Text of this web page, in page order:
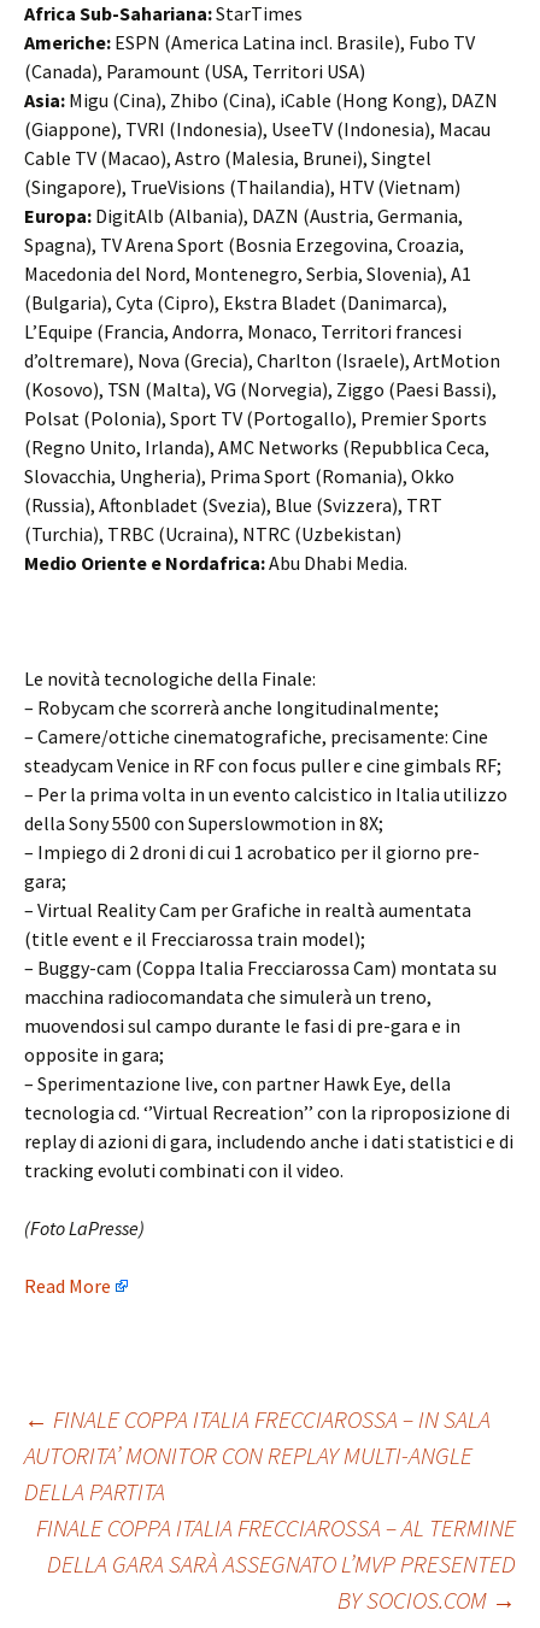
Africa Sub-Sahariana:StarTimes
Americhe: ESPN (America Latina incl. Brasile), Fubo TV
(Canada), Paramount (USA, Territori USA)
Asia: Migu (Cina), Zhibo (Cina), iCable (Hong Kong), DAZN
(Giappone), TVRI (Indonesia), UseeTV (Indonesia), Macau
Cable TV (Macao), Astro (Malesia, Brunei), Singtel
(Singapore), TrueVisions (Thailandia), HTV (Vietnam)
Europa: DigitAlb (Albania), DAZN (Austria, Germania,
Spagna), TV Arena Sport (Bosnia Erzegovina, Croazia,
Macedonia del Nord, Montenegro, Serbia, Slovenia), A1
(Bulgaria), Cyta (Cipro), Ekstra Bladet (Danimarca),
L’Equipe (Francia, Andorra, Monaco, Territori francesi
d’oltremare), Nova (Grecia), Charlton (Israele), ArtMotion
(Kosovo), TSN (Malta), VG (Norvegia), Ziggo (Paesi Bassi),
Polsat (Polonia), Sport TV (Portogallo), Premier Sports
(Regno Unito, Irlanda), AMC Networks (Repubblica Ceca,
Slovacchia, Ungheria), Prima Sport (Romania), Okko
(Russia), Aftonbladet (Svezia), Blue (Svizzera), TRT
(Turchia), TRBC (Ucraina), NTRC (Uzbekistan)
Medio Oriente e Nordafrica:Abu Dhabi Media.
Le novità tecnologiche della Finale:
– Robycam che scorrerà anche longitudinalmente;
– Camere/ottiche cinematografiche, precisamente: Cine
steadycam Venice in RF con focus puller e cine gimbals RF;
– Per la prima volta in un evento calcistico in Italia utilizzo
della Sony 5500 con Superslowmotion in 8X;
– Impiego di 2 droni di cui 1 acrobatico per il giorno pre-
gara;
– Virtual Reality Cam per Grafiche in realtà aumentata
(title event e il Frecciarossa train model);
– Buggy-cam (Coppa Italia Frecciarossa Cam) montata su
macchina radiocomandata che simulerà un treno,
muovendosi sul campo durante le fasi di pre-gara e in
opposite in gara;
– Sperimentazione live, con partner Hawk Eye, della
tecnologia cd. ‘’Virtual Recreation’’ con la riproposizione di
replay di azioni di gara, includendo anche i dati statistici e di
tracking evoluti combinati con il video.
(Foto LaPresse)
Read More
Post
navigation
← FINALE COPPA ITALIA FRECCIAROSSA – IN SALA
AUTORITA’ MONITOR CON REPLAY MULTI-ANGLE
DELLA PARTITA
FINALE COPPA ITALIA FRECCIAROSSA – AL TERMINE
DELLA GARA SARÀ ASSEGNATO L’MVP PRESENTED
BY SOCIOS.COM →